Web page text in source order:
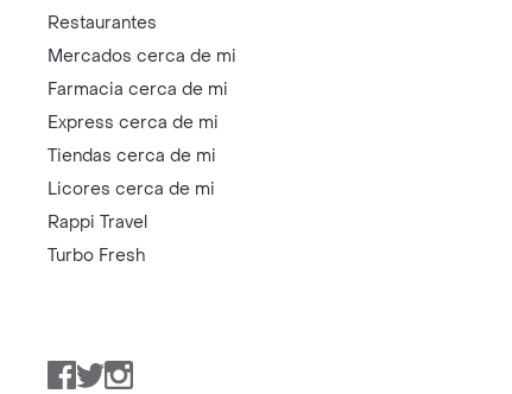
Restaurantes
Mercados cerca de mi
Farmacia cerca de mi
Express cerca de mi
Tiendas cerca de mi
Licores cerca de mi
Rappi Travel
Turbo Fresh
Facebook
TwitterInstagram